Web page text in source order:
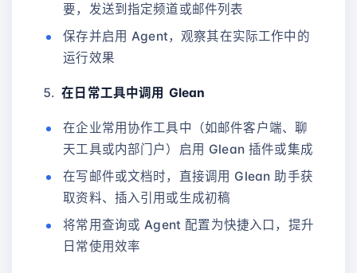
要，发送到指定频道或邮件列表
保存并启用 Agent，观察其在实际工作中的
运行效果
在日常工具中调用 Glean
在企业常用协作工具中（如邮件客户端、聊
天工具或内部门户）启用 Glean 插件或集成
在写邮件或文档时，直接调用 Glean 助手获
取资料、插入引用或生成初稿
将常用查询或 Agent 配置为快捷入口，提升
日常使用效率